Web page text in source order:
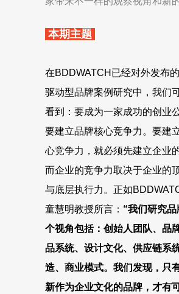
本期主题
在BDDWATCH已经对外发布
驱动型品牌案例研究中，我们
看到：要成为一家成功的创业
要建立品牌核心竞争力。要建
心竞争力，就必须先建立企业
而企业的竞争力取决于企业的
与底层执行力。正如
童慧明教授所言： “我们研究
个视角包括：创始人团队、品
品系统、设计文化、供应链系
造、商业模式。我们发现，只
新作为企业文化的品牌，才有